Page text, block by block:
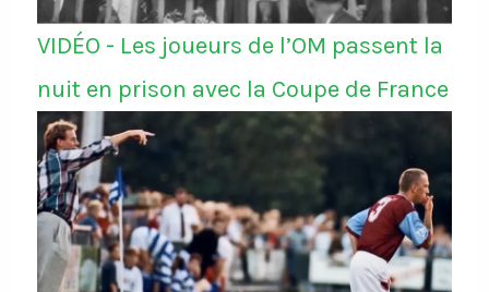
VIDÉO - Les joueurs de l’OM passent la
nuit en prison avec la Coupe de France